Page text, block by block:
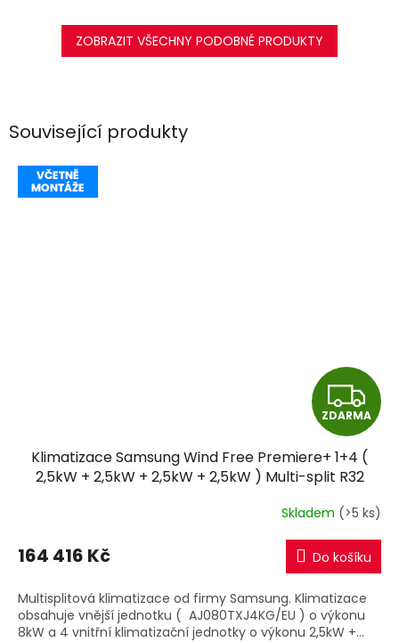
Související produkty
Z
D
A
R
M
A
ZDARMA
Klimatizace Samsung Wind Free Premiere+ 1+4 (
2,5kW + 2,5kW + 2,5kW + 2,5kW ) Multi-split R32
Skladem (>5 ks)
164 416 Kč Do košíku
Multisplitová klimatizace od firmy Samsung. Klimatizace
obsahuje vnější jednotku ( AJ080TXJ4KG/EU ) o výkonu
8kW a 4 vnitřní klimatizační jednotky o výkonu 2,5kW +...
ZOBRAZIT VŠECHNY PODOBNÉ PRODUKTY